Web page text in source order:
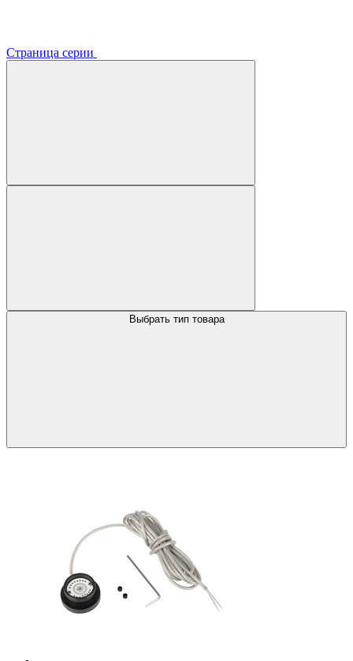
Страница серии
Выбрать тип товара